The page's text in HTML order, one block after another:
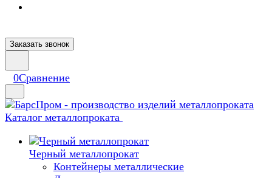
Заказать звонок
0Сравнение
Каталог металлопроката
Черный металлопрокат
Контейнеры металлические